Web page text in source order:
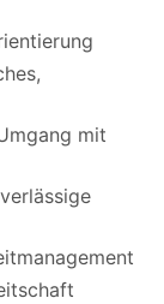
mit